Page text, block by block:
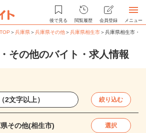
後で見る 閲覧履歴 会員登録 メニュー
＞兵庫県＞兵庫県その他＞兵庫県相生市＞兵庫県相生市・
その他のバイト・求人情報
絞り込む
その他(相生市) 選択